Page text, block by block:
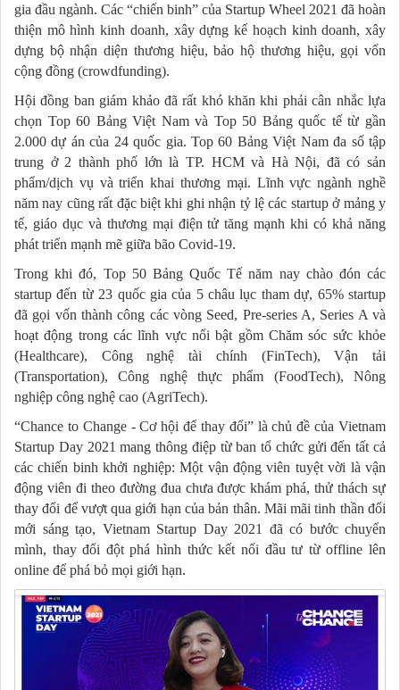
gia đầu ngành. Các “chiến binh” của Startup Wheel 2021 đã hoàn
thiện mô hình kinh doanh, xây dựng kế hoạch kinh doanh, xây
dựng bộ nhận diện thương hiệu, bảo hộ thương hiệu, gọi vốn
cộng đồng (crowdfunding).
Hội đồng ban giám khảo đã rất khó khăn khi phải cân nhắc lựa
chọn Top 60 Bảng Việt Nam và Top 50 Bảng quốc tế từ gần
2.000 dự án của 24 quốc gia. Top 60 Bảng Việt Nam đa số tập
trung ở 2 thành phố lớn là TP. HCM và Hà Nội, đã có sản
phẩm/dịch vụ và triển khai thương mại. Lĩnh vực ngành nghề
năm nay cũng rất đặc biệt khi ghi nhận tỷ lệ các startup ở mảng y
tế, giáo dục và thương mại điện tử tăng mạnh khi có khả năng
phát triển mạnh mẽ giữa bão Covid-19.
Trong khi đó, Top 50 Bảng Quốc Tế năm nay chào đón các
startup đến từ 23 quốc gia của 5 châu lục tham dự, 65% startup
đã gọi vốn thành công các vòng Seed, Pre-series A, Series A và
hoạt động trong các lĩnh vực nổi bật gồm Chăm sóc sức khỏe
(Healthcare), Công nghệ tài chính (FinTech), Vận tải
(Transportation), Công nghệ thực phẩm (FoodTech), Nông
nghiệp công nghệ cao (AgriTech).
“Chance to Change - Cơ hội để thay đổi” là chủ đề của Vietnam
Startup Day 2021 mang thông điệp từ ban tổ chức gửi đến tất cả
các chiến binh khởi nghiệp: Một vận động viên tuyệt vời là vận
động viên đi theo đường đua chưa được khám phá, thử thách sự
thay đổi để vượt qua giới hạn của bản thân. Mãi mãi tinh thần đổi
mới sáng tạo, Vietnam Startup Day 2021 đã có bước chuyển
mình, thay đổi đột phá hình thức kết nối đầu tư từ offline lên
online để phá bỏ mọi giới hạn.